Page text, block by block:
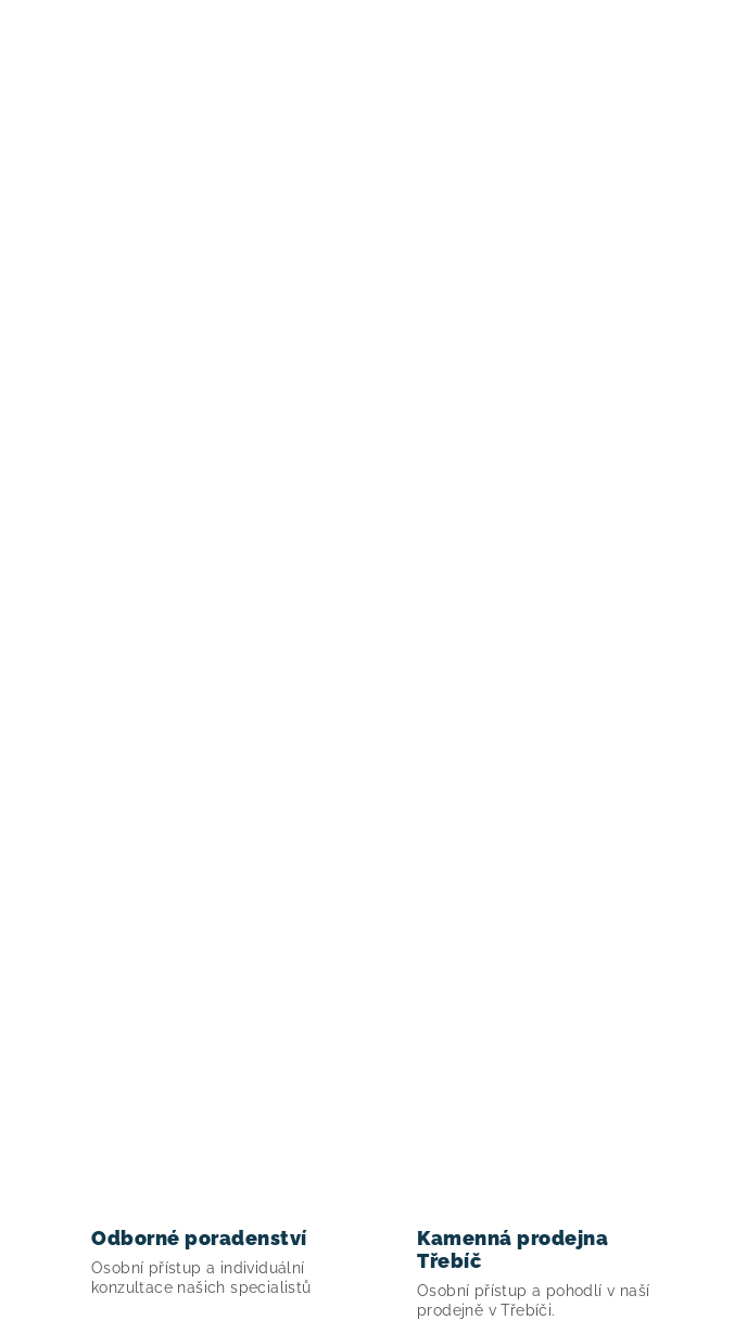
Odborné poradenství
Osobní přístup a individuální
konzultace našich specialistů
Kamenná prodejna
Třebíč
Osobní přístup a pohodlí v naší
prodejně v Třebíči.